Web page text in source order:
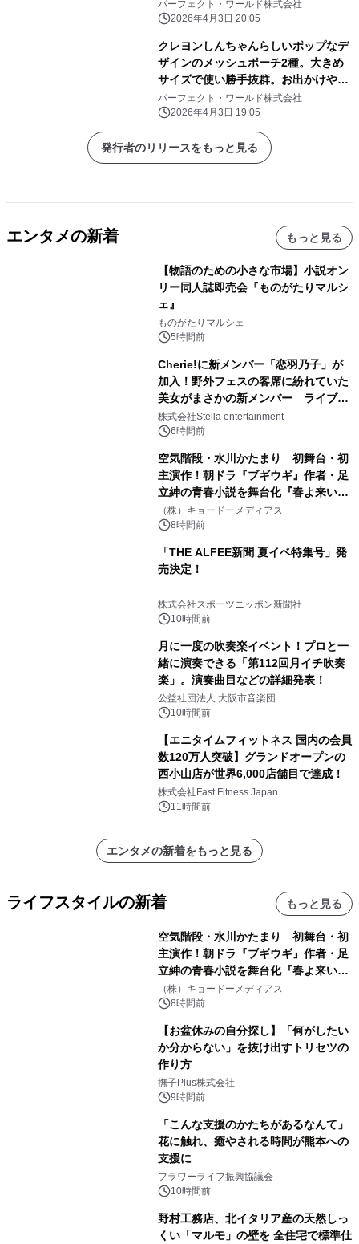
パーフェクト・ワールド株式会社
2026年4月3日 20:05
クレヨンしんちゃんらしいポップなデ
ザインのメッシュポーチ2種。大きめ
サイズで使い勝手抜群。お出かけや旅
行にぜひ！
パーフェクト・ワールド株式会社
2026年4月3日 19:05
発行者のリリースをもっと見る
エンタメの新着 もっと見る
【物語のための小さな市場】小説オン
リー同人誌即売会『ものがたりマルシ
ェ』
ものがたりマルシェ
5時間前
Cherie!に新メンバー「恋羽乃子」が
加入！野外フェスの客席に紛れていた
美女がまさかの新メンバー ライブ中
のサプライズ発表に会場騒然
株式会社Stella entertainment
6時間前
空気階段・水川かたまり 初舞台・初
主演作！朝ドラ『ブギウギ』作者・足
立紳の青春小説を舞台化『春よ来い、
マジで来い』キービジュアル解禁！
（株）キョードーメディアス
8時間前
「THE ALFEE新聞 夏イベ特集号」発
売決定！
株式会社スポーツニッポン新聞社
10時間前
月に一度の吹奏楽イベント！プロと一
緒に演奏できる「第112回月イチ吹奏
楽」。演奏曲目などの詳細発表！
公益社団法人 大阪市音楽団
10時間前
【エニタイムフィットネス 国内の会員
数120万人突破】グランドオープンの
西小山店が世界6,000店舗目で達成！
株式会社Fast Fitness Japan
11時間前
エンタメの新着をもっと見る
ライフスタイルの新着 もっと見る
空気階段・水川かたまり 初舞台・初
主演作！朝ドラ『ブギウギ』作者・足
立紳の青春小説を舞台化『春よ来い、
マジで来い』キービジュアル解禁！
（株）キョードーメディアス
8時間前
【お盆休みの自分探し】「何がしたい
か分からない」を抜け出すトリセツの
作り方
撫子Plus株式会社
9時間前
「こんな支援のかたちがあるなんて」
花に触れ、癒やされる時間が熊本への
支援に
フラワーライフ振興協議会
10時間前
野村工務店、北イタリア産の天然しっ
くい「マルモ」の壁を 全住宅で標準仕